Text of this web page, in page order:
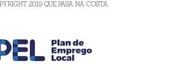
2019 QUE PASA NA COSTA